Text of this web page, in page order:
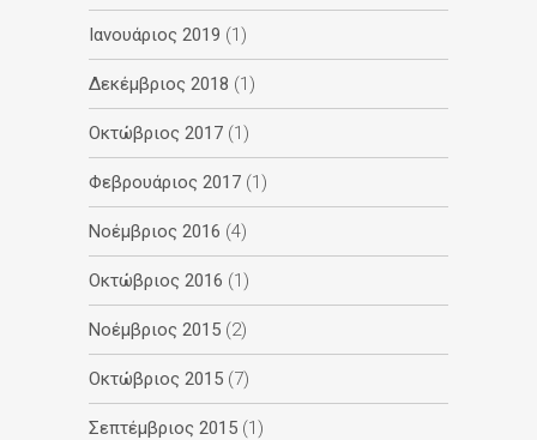
Ιανουάριος 2019 (1)
Δεκέμβριος 2018 (1)
Οκτώβριος 2017 (1)
Φεβρουάριος 2017 (1)
Νοέμβριος 2016 (4)
Οκτώβριος 2016 (1)
Νοέμβριος 2015 (2)
Οκτώβριος 2015 (7)
Σεπτέμβριος 2015 (1)